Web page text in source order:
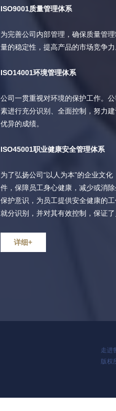
ISO9001质量管理体系
为完善公司内部管理，确保质量管
量的稳定性，提高产品的市场竞争
ISO14001环境管理体系
公司一贯重视对环境的保护工作。
素进行充分识别、全面控制，努力
优异的成绩。
ISO45001职业健康安全管理体系
为了弘扬公司“以人为本”的企业文
件，保障员工身心健康，减少或消
保护意识，为员工提供安全健康的
就分识别，并对其有效控制，保证
详细+
走进
版权